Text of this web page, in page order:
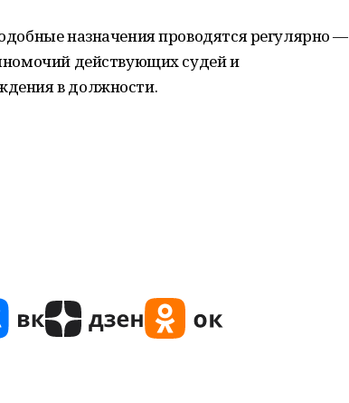
назначения проводятся регулярно —
действующих судей и
в должности.